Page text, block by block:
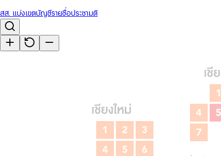
สส. แบ่งเขตบัญชีรายชื่อประชามติ